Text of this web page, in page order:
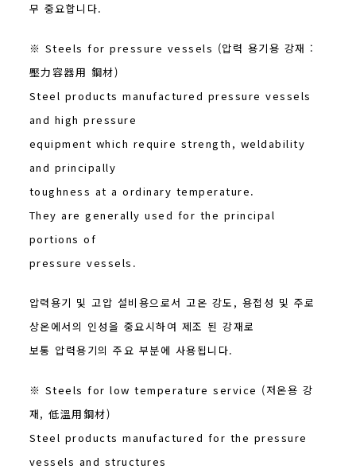
무 중요합니다.
※ Steels for pressure vessels (압력 용기용 강재 :
壓力容器用 鋼材)
Steel products manufactured pressure vessels
and high pressure
equipment which require strength, weldability
and principally
toughness at a ordinary temperature.
They are generally used for the principal
portions of
pressure vessels.
압력용기 및 고압 설비용으로서 고온 강도, 용접성 및 주로
상온에서의 인성을 중요시하여 제조 된 강재로
보통 압력용기의 주요 부분에 사용됩니다.
※ Steels for low temperature service (저온용 강
재, 低溫用鋼材)
Steel products manufactured for the pressure
vessels and structures